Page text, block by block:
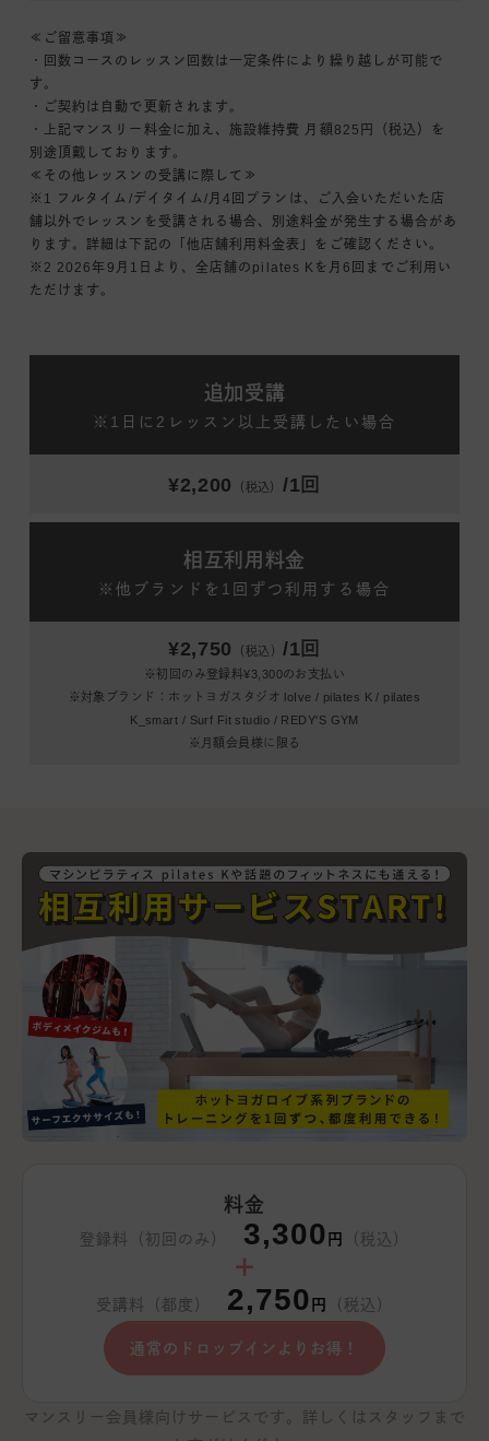
≪ご留意事項≫
・回数コースのレッスン回数は一定条件により繰り越しが可能で
す。
・ご契約は自動で更新されます。
・上記マンスリー料金に加え、施設維持費 月額825円（税込）を
別途頂戴しております。
≪その他レッスンの受講に際して≫
※1 フルタイム/デイタイム/月4回プランは、ご入会いただいた店
舗以外でレッスンを受講される場合、別途料金が発生する場合があ
ります。詳細は下記の「他店舗利用料金表」をご確認ください。
※2 2026年9月1日より、全店舗のpilates Kを月6回までご利用い
ただけます。
追加受講
※1日に2レッスン以上受講したい場合
¥2,200 （税込） /1回
相互利用料金
※他ブランドを1回ずつ利用する場合
¥2,750 （税込） /1回
※初回のみ登録料¥3,300のお支払い
※対象ブランド：ホットヨガスタジオ loIve / pilates K / pilates
K_smart / Surf Fit studio / REDY'S GYM
※月額会員様に限る
料金
登録料（初回のみ） 3,300 円 （税込）
＋
受講料（都度） 2,750 円 （税込）
通常のドロップインよりお得！
マンスリー会員様向けサービスです。詳しくはスタッフまで